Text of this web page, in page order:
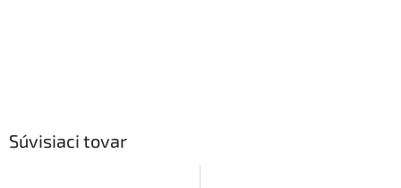
Súvisiaci tovar